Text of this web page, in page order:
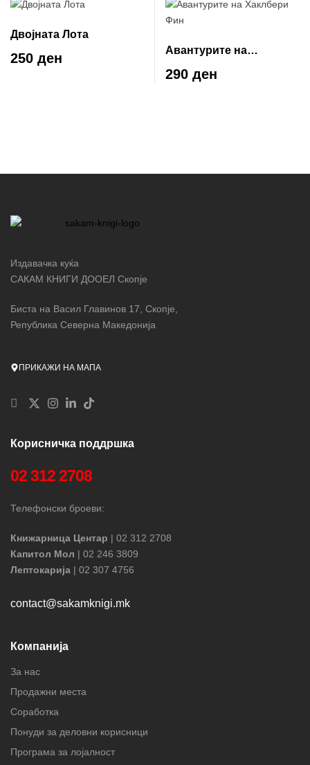
Двојната Лота
250 ден
Авантурите на
Хаклбери Фин
290 ден
Издавачка куќа
САКАМ КНИГИ ДООЕЛ Скопје
Биста на Васил Главинов 17, Скопје,
Република Северна Македонија
ПРИКАЖИ НА МАПА
Корисничка поддршка
02 312 2708
Телефонски броеви:
Книжарница Центар | 02 312 2708
Капитол Мол | 02 246 3809
Лептокарија | 02 307 4756
contact@sakamknigi.mk
Компанија
За нас
Продажни места
Соработка
Понуди за деловни корисници
Програма за лојалност